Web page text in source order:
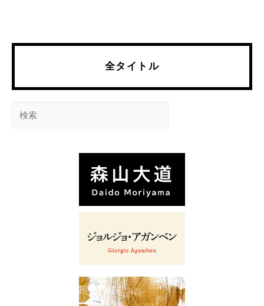
全タイトル
検